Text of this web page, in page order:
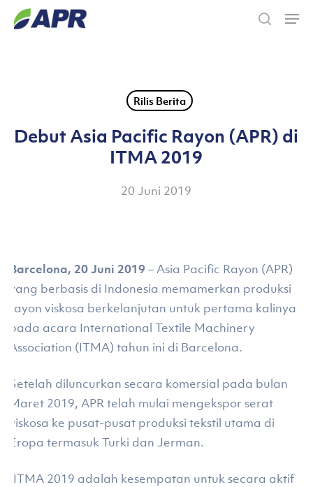
Skip
Rilis Berita
Debut Asia Pacific Rayon (APR) di
ITMA 2019
20 Juni 2019
Barcelona, 20 Juni 2019 – Asia Pacific Rayon (APR)
yang berbasis di Indonesia memamerkan produksi
rayon viskosa berkelanjutan untuk pertama kalinya
pada acara International Textile Machinery
Association (ITMA) tahun ini di Barcelona.
Setelah diluncurkan secara komersial pada bulan
Maret 2019, APR telah mulai mengekspor serat
viskosa ke pusat-pusat produksi tekstil utama di
Eropa termasuk Turki dan Jerman.
“ITMA 2019 adalah kesempatan untuk secara aktif